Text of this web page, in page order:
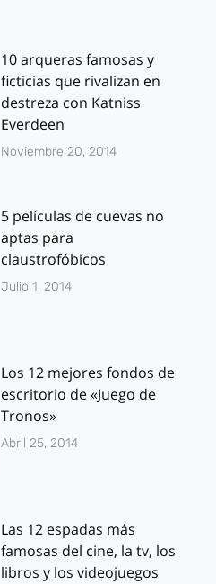
10 arqueras famosas y
ficticias que rivalizan en
destreza con Katniss
Everdeen
Noviembre 20, 2014
5 películas de cuevas no
aptas para
claustrofóbicos
Julio 1, 2014
Los 12 mejores fondos de
escritorio de «Juego de
Tronos»
Abril 25, 2014
Las 12 espadas más
famosas del cine, la tv, los
libros y los videojuegos